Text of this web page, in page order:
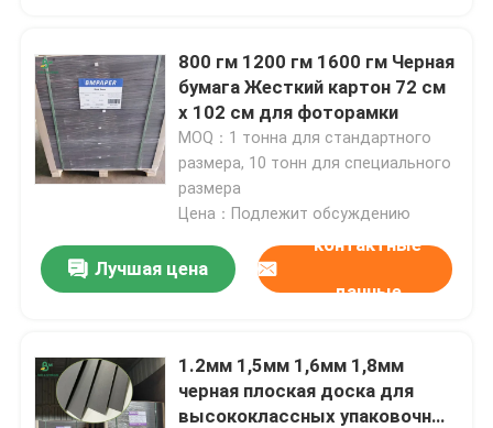
Бумага прокладчика CAD
Uncoated смещенная бумага
Доска бумаги запаса чашки
Бумага коробки еды
800 гм 1200 гм 1600 гм Черная
бумага Жесткий картон 72 см
х 102 см для фоторамки
MOQ：1 тонна для стандартного
размера, 10 тонн для специального
размера
Цена：Подлежит обсуждению
Лучшая цена
контактные
данные
1.2мм 1,5мм 1,6мм 1,8мм
черная плоская доска для
высококлассных упаковочных